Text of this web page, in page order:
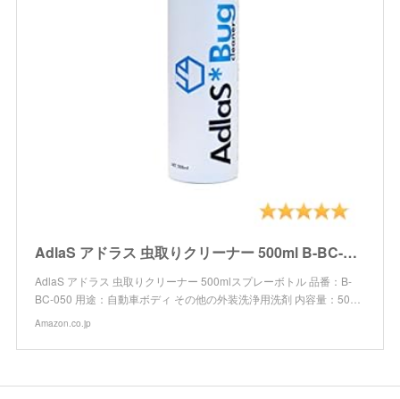
AdlaS アドラス 虫取りクリーナー 500ml B-BC-050 ボディ・ガラスに付いた虫・鳥糞、傷をつけずに分解除去
AdlaS アドラス 虫取りクリーナー 500mlスプレーボトル 品番：B-
BC-050 用途：自動車ボディ その他の外装洗浄用洗剤 内容量：50…
Amazon.co.jp